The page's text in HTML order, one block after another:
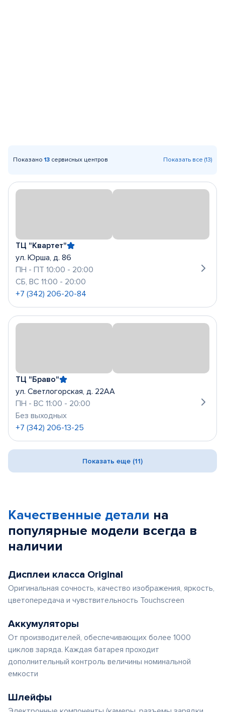
Показано 13 сервисных центров Показать все (13)
ТЦ "Квартет"
ул. Юрша, д. 86
ПН - ПТ 10:00 - 20:00
СБ, ВС 11:00 - 20:00
+7 (342) 206-20-84
ТЦ "Браво"
ул. Светлогорская, д. 22АА
ПН - ВС 11:00 - 20:00
Без выходных
+7 (342) 206-13-25
Показать еще (11)
Качественные детали на
популярные модели всегда в
наличии
Дисплеи класса Original
Оригинальная сочность, качество изображения, яркость,
цветопередача и чувствительность Touchscreen
Аккумуляторы
От производителей, обеспечивающих более 1000
циклов заряда. Каждая батарея проходит
дополнительный контроль величины номинальной
емкости
Шлейфы